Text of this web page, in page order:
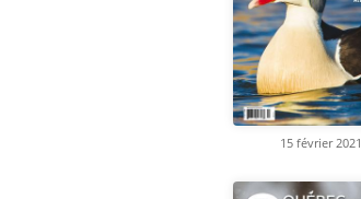
15 février 2021